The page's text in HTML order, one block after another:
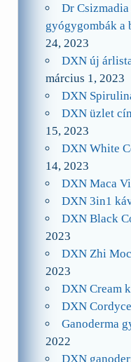
Dr
gyógygombák a
24, 2023
DXN új
március 1, 2023
DXN
DXN üzlet
15, 2023
DXN White
14, 2023
DXN Maca
DXN 3in1
DXN Black
2023
DXN Zhi
2023
DXN Cream
DXN
Ganoderma
2022
DXN